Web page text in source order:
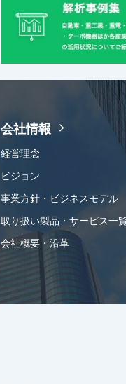
会社情報
経営理念
ビジョン
事業方針・ビジネスモデル
取り扱い製品・サービス一
会社概要・沿革